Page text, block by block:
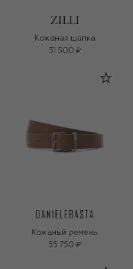
Кожаная шапка
51 500 ₽
Кожаный ремень
55 750 ₽